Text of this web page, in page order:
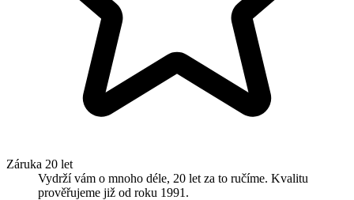
Záruka 20 let
Vydrží vám o mnoho déle, 20 let za to ručíme. Kvalitu
prověřujeme již od roku 1991.